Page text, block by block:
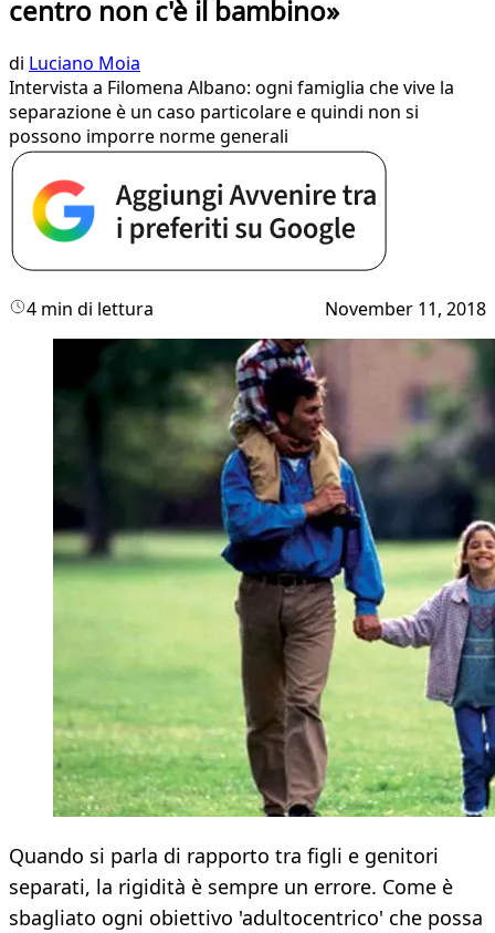
centro non c'è il bambino»
di Luciano Moia
Intervista a Filomena Albano: ogni famiglia che vive la
separazione è un caso particolare e quindi non si
possono imporre norme generali
4 min di lettura November 11, 2018
Quando si parla di rapporto tra figli e genitori
separati, la rigidità è sempre un errore. Come è
sbagliato ogni obiettivo 'adultocentrico' che possa